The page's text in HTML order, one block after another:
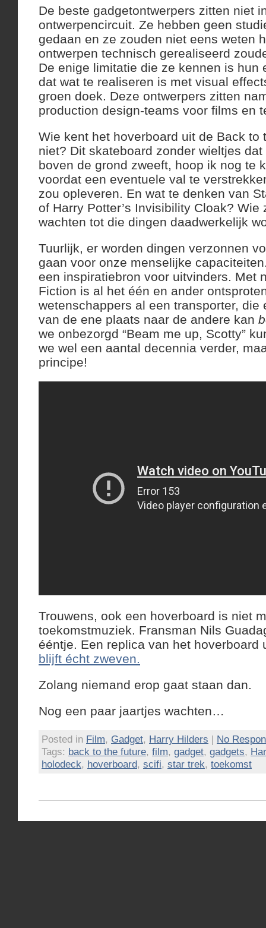
De beste gadgetontwerpers zitten niet
ontwerpencircuit. Ze hebben geen
gedaan en ze zouden niet eens weten
ontwerpen technisch gerealiseerd
De enige limitatie die ze kennen is hun
dat wat te realiseren is met visual
groen doek. Deze ontwerpers zitten
production design-teams voor films en
Wie kent het hoverboard uit de Back to
niet? Dit skateboard zonder wieltjes
boven de grond zweeft, hoop ik nog te
voordat een eventuele val te
zou opleveren. En wat te denken van
of Harry Potter’s Invisibility Cloak? Wie
wachten tot die dingen daadwerkelijk
Tuurlijk, er worden dingen verzonnen
gaan voor onze menselijke
een inspiratiebron voor uitvinders. Met
Fiction is al het één en ander
wetenschappers al een transporter, die
van de ene plaats naar de andere kan
we onbezorgd “Beam me up, Scotty”
we wel een aantal decennia verder,
principe!
Trouwens, ook een hoverboard is niet
toekomstmuziek. Fransman Nils
ééntje. Een replica van het hoverboard
blijft écht zweven.
Zolang niemand erop gaat staan dan.
Nog een paar jaartjes wachten…
Posted in Film, Gadget, Harry Hilders | No
Tags: back to the future, film, gadget, gadgets,
holodeck, hoverboard, scifi, star trek, toekomst